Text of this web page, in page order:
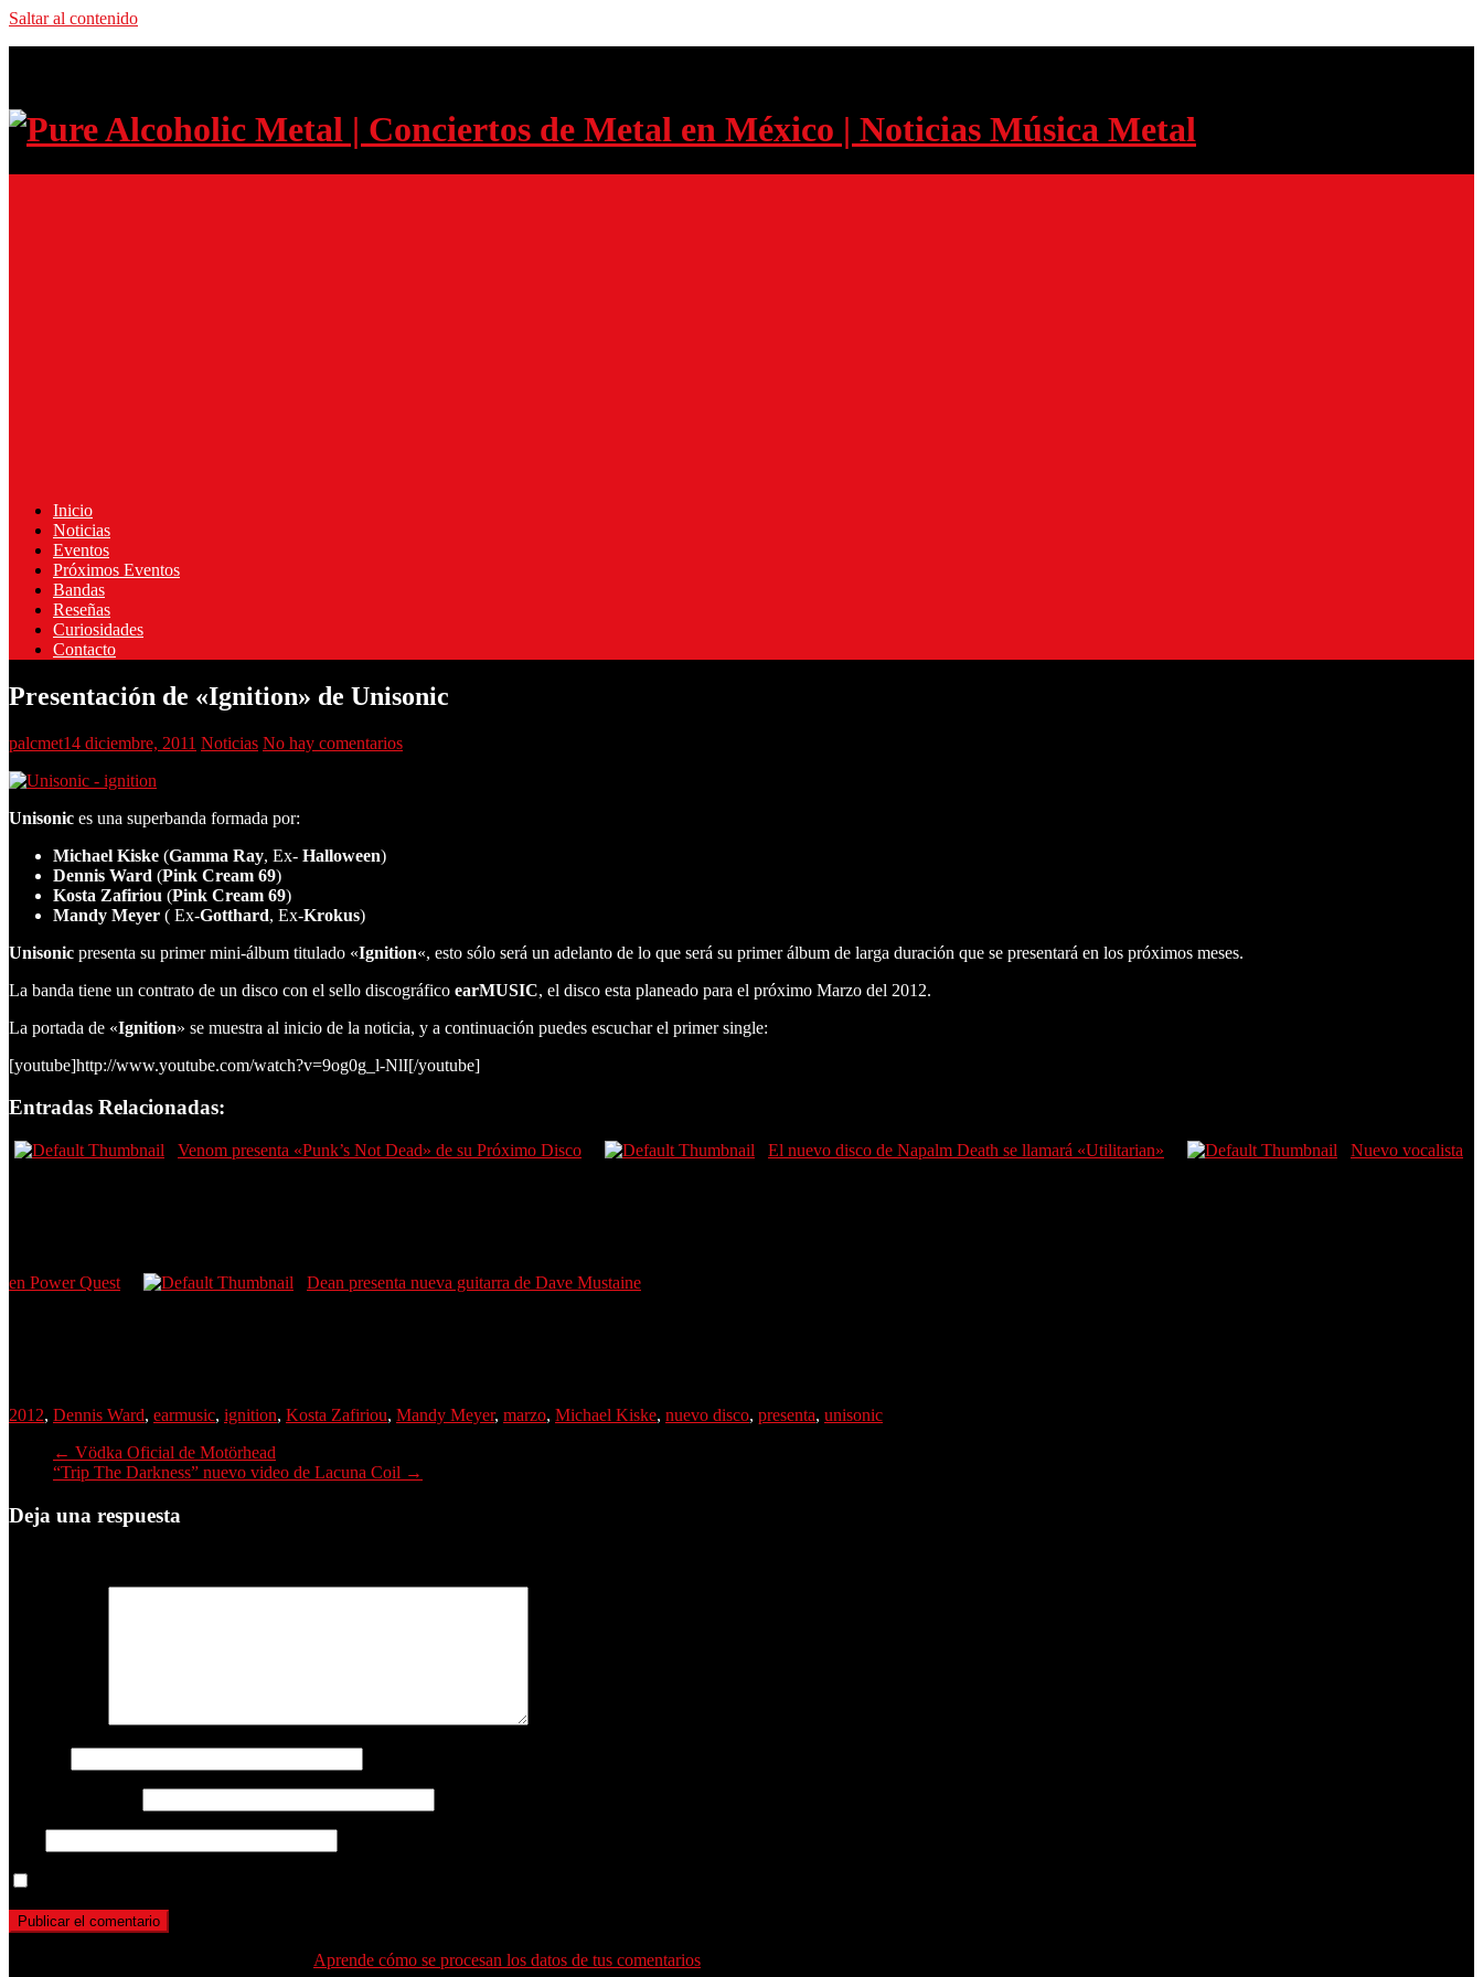
Saltar al contenido
Inicio
Noticias
Eventos
Próximos Eventos
Bandas
Reseñas
Curiosidades
Contacto
Presentación de «Ignition» de Unisonic
palcmet14 diciembre, 2011 Noticias No hay comentarios
Unisonic es una superbanda formada por:
Michael Kiske (Gamma Ray, Ex- Halloween)
Dennis Ward (Pink Cream 69)
Kosta Zafiriou (Pink Cream 69)
Mandy Meyer ( Ex-Gotthard, Ex-Krokus)
Unisonic presenta su primer mini-álbum titulado «Ignition«, esto sólo será un adelanto de lo que será su primer álbum de larga duración que se presentará en los próximos meses.
La banda tiene un contrato de un disco con el sello discográfico earMUSIC, el disco esta planeado para el próximo Marzo del 2012.
La portada de «Ignition» se muestra al inicio de la noticia, y a continuación puedes escuchar el primer single:
[youtube]http://www.youtube.com/watch?v=9og0g_l-NlI[/youtube]
Entradas Relacionadas:
Venom presenta «Punk’s Not Dead» de su Próximo Disco El nuevo disco de Napalm Death se llamará «Utilitarian» Nuevo vocalista
en Power Quest Dean presenta nueva guitarra de Dave Mustaine
2012, Dennis Ward, earmusic, ignition, Kosta Zafiriou, Mandy Meyer, marzo, Michael Kiske, nuevo disco, presenta, unisonic
← Vödka Oficial de Motörhead
“Trip The Darkness” nuevo video de Lacuna Coil →
Deja una respuesta
Aprende cómo se procesan los datos de tus comentarios